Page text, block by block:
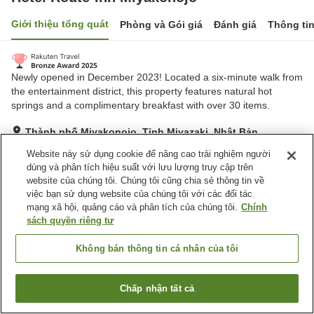
Giới thiệu tổng quát Phòng và Gói giá Đánh giá Thông
Newly opened in December 2023! Located a six-minute walk from
the entertainment district, this property features natural hot
springs and a complimentary breakfast with over 30 items.
Thành phố Miyakonojo, Tỉnh Miyazaki, Nhật Bản
Tuyệt vời Đánh giá:468 lượt
Tiện nghi chỗ nghỉ
Máy bán hàng tự động
Tìm phòng trống
Website này sử dụng cookie để nâng cao trải nghiệm người
dùng và phân tích hiệu suất với lưu lượng truy cập trên
website của chúng tôi. Chúng tôi cũng chia sẻ thông tin về
việc bạn sử dụng website của chúng tôi với các đối tác
mạng xã hội, quảng cáo và phân tích của chúng tôi. Chính
sách quyền riêng tư
Không bán thông tin cá nhân của tôi
Chấp nhận tất cả